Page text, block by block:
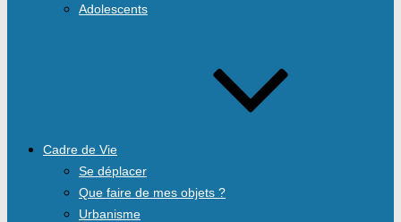
Adolescents
Cadre de Vie
Se déplacer
Que faire de mes objets ?
Urbanisme